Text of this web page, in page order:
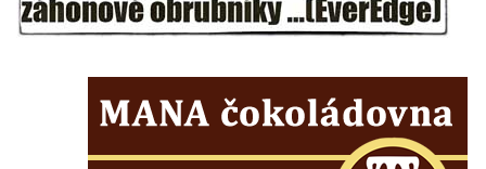
v Duchcově
Pamětní deska obětem 1. světové války na
kapli Panny Marie v Lahošti